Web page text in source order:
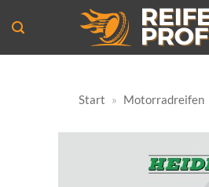
Inhalt
springen
Start » Motorradreifen